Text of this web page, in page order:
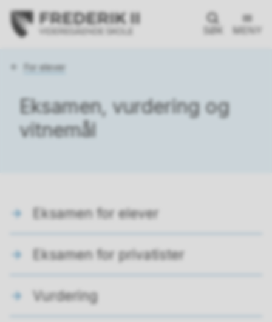
SØK MENY
Du
For elever
Eksamen, vurdering og
vitnemål
Eksamen for elever
Eksamen for privatister
Vurdering